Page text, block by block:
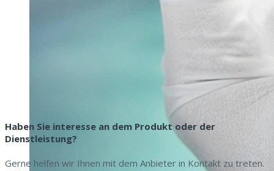
Haben Sie interesse an dem Produkt oder der
Dienstleistung?
Gerne helfen wir Ihnen mit dem Anbieter in Kontakt zu treten.